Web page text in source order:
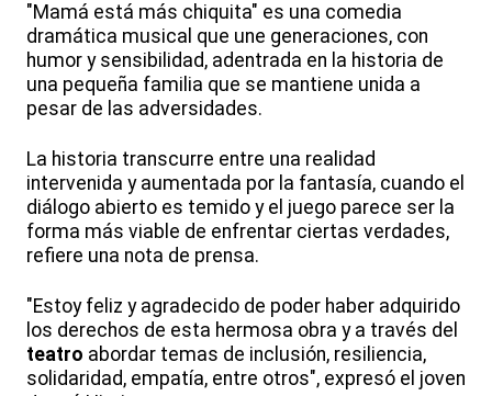
"Mamá está más chiquita" es una comedia
dramática musical que une generaciones, con
humor y sensibilidad, adentrada en la historia de
una pequeña familia que se mantiene unida a
pesar de las adversidades.
La historia transcurre entre una realidad
intervenida y aumentada por la fantasía, cuando el
diálogo abierto es temido y el juego parece ser la
forma más viable de enfrentar ciertas verdades,
refiere una nota de prensa.
"Estoy feliz y agradecido de poder haber adquirido
los derechos de esta hermosa obra y a través del
teatro abordar temas de inclusión, resiliencia,
solidaridad, empatía, entre otros", expresó el joven